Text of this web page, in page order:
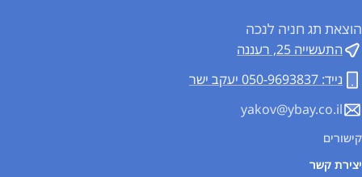
הוצאת תג חניה לנכה
התעשייה 25, רעננה
נייד: 050-9693837 יעקב ישר
yakov@ybay.co.il
קישורים
יצירת קשר